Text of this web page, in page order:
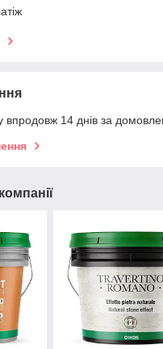
впродовж 14 днів за